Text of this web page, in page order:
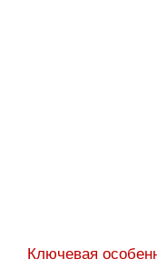
Ключевая